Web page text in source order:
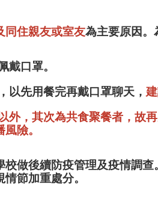
同住親友或室友為主要原因。
口罩。
以先用餐完再戴口罩聊天，
外，其次為共食聚餐者，故
險。
校做後續防疫管理及疫情調
節加重處分。